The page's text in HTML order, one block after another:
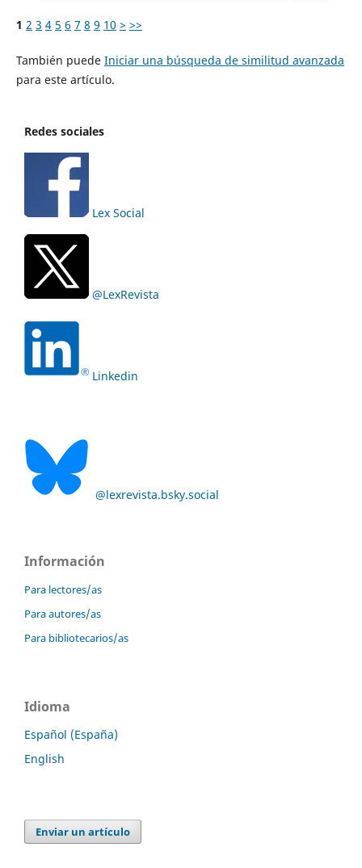
1 2 3 4 5 6 7 8 9 10 > >>
También puede Iniciar una búsqueda de similitud avanzada
para este artículo.
Redes sociales
Lex Social
@LexRevista
Linkedin
@lexrevista.bsky.social
Información
Para lectores/as
Para autores/as
Para bibliotecarios/as
Idioma
Español (España)
English
Enviar un artículo